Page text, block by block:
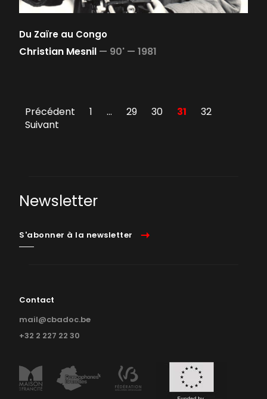
Du Zaïre au Congo
Christian Mesnil — 90' — 1981
Précédent 1 … 29 30 31
32
Suivant
Newsletter
S'abonner à la newsletter
Contact
mail@cbadoc.be
+32 2 227 22 30